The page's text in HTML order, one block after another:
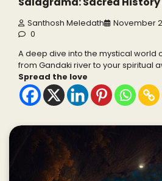
Santhosh Meledath November
0
A deep dive into the mystical world
from Gandaki river to your spiritual
Spread the love